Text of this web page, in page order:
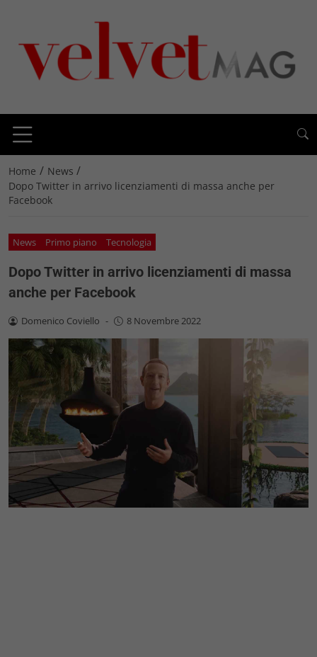
Home / News /
Dopo Twitter in arrivo licenziamenti di massa anche per
Facebook
News Primo piano Tecnologia
Dopo Twitter in arrivo licenziamenti di massa
anche per Facebook
Domenico Coviello - 8 Novembre 2022